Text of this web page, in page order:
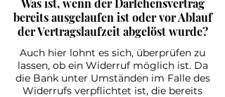
Was ist, wenn der Darlehensvertrag
bereits ausgelaufen ist oder vor Ablauf
der Vertragslaufzeit abgelöst wurde?
Auch hier lohnt es sich, überprüfen zu
lassen, ob ein Widerruf möglich ist. Da
die Bank unter Umständen im Falle des
Widerrufs verpflichtet ist, die bereits